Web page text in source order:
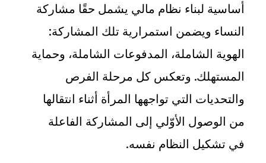
أساسية لبناء نظام مالي يشمل حقًا مشاركة
النساء ويضمن استمرارية تلك المشاركة:
الهوية الشاملة، المدفوعات الشاملة، وحماية
المستهلك. وتعكس كل مرحلة الفرص
والتحديات التي تواجهها المرأة أثناء انتقالها
من الوصول الأوّلي إلى المشاركة الفاعلة
في تشكيل النظام نفسه.